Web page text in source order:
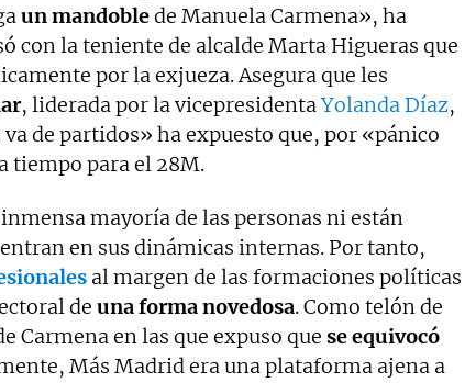
un mandoblede Manuela Carmena», ha
con la teniente de alcalde Marta Higueras que
por la exjueza. Asegura que les
, liderada por la vicepresidentaYolanda Díaz,
de partidos» ha expuesto que, por «pánico
tiempo para el 28M.
mayoría de las personas ni están
en sus dinámicas internas. Por tanto,
al margen de las formaciones políticas
de una forma novedosa. Como telón de
Carmena en las que expuso que se equivocó
Más Madrid era una plataforma ajena a